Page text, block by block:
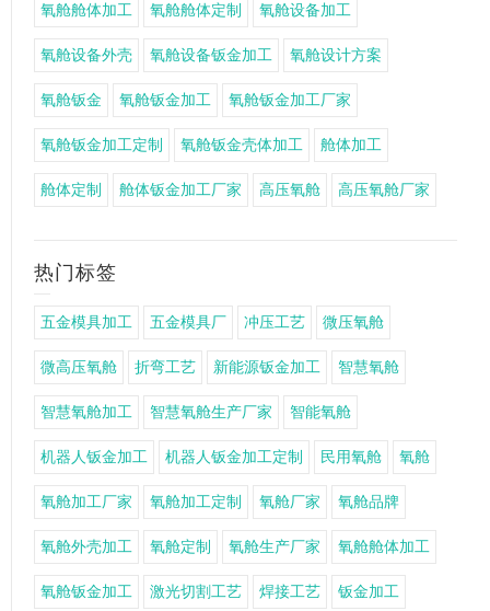
氧舱舱体加工 氧舱舱体定制 氧舱设备加工
氧舱设备外壳 氧舱设备钣金加工 氧舱设计方案
氧舱钣金 氧舱钣金加工 氧舱钣金加工厂家
氧舱钣金加工定制 氧舱钣金壳体加工 舱体加工
舱体定制 舱体钣金加工厂家 高压氧舱 高压氧舱厂家
热门标签
五金模具加工 五金模具厂 冲压工艺 微压氧舱
微高压氧舱 折弯工艺 新能源钣金加工 智慧氧舱
智慧氧舱加工 智慧氧舱生产厂家 智能氧舱
机器人钣金加工 机器人钣金加工定制 民用氧舱 氧舱
氧舱加工厂家 氧舱加工定制 氧舱厂家 氧舱品牌
氧舱外壳加工 氧舱定制 氧舱生产厂家 氧舱舱体加工
氧舱钣金加工 激光切割工艺 焊接工艺 钣金加工